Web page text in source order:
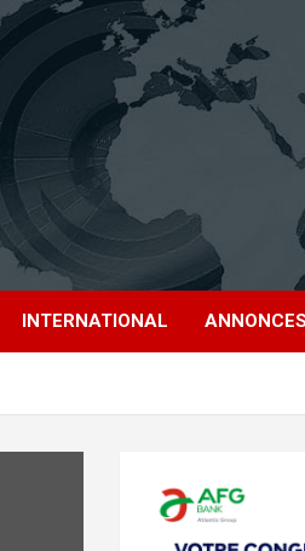
INTERNATIONAL ANNONCES